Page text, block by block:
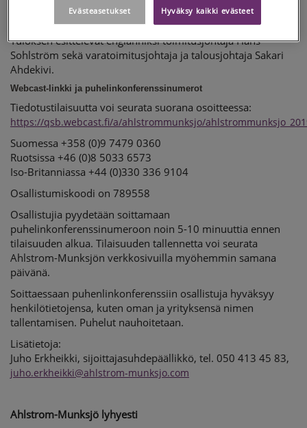
järjestetään julkaisupäivänä 30.7.2019 klo 13.30 Ahlstrom-
Munksjön pääkonttorissa Helsingissä (Alvar Aallon katu 3 C).
Tuloksen esittelevät englanniksi toimitusjohtaja Hans
Sohlström sekä varatoimitusjohtaja ja talousjohtaja Sakari
Ahdekivi.
Webcast-linkki ja puhelinkonferenssinumerot
Tiedotustilaisuutta voi seurata suorana osoitteessa:
https://qsb.webcast.fi/a/ahlstrommunksjo/
Suomessa +358 (0)9 7479 0360
Ruotsissa +46 (0)8 5033 6573
Iso-Britanniassa +44 (0)330 336 9104
Osallistumiskoodi on 789558
Osallistujia pyydetään soittamaan
puhelinkonferenssinumeroon noin 5-10 minuuttia ennen
tilaisuuden alkua. Tilaisuuden tallennetta voi seurata
Ahlstrom-Munksjön verkkosivuilla myöhemmin samana
päivänä.
Soittaessaan puhenlinkonferenssiin osallistuja hyväksyy
henkilötietojensa, kuten oman ja yrityksensä nimen
tallentamisen. Puhelut nauhoitetaan.
Lisätietoja:
Juho Erkheikki, sijoittajasuhdepäällikkö, tel. 050 413 45 83,
juho.erkheikki@ahlstrom-munksjo.com
Ahlstrom-Munksjö lyhyesti
Hyväksy kaikki evästeet
Evästeasetukset